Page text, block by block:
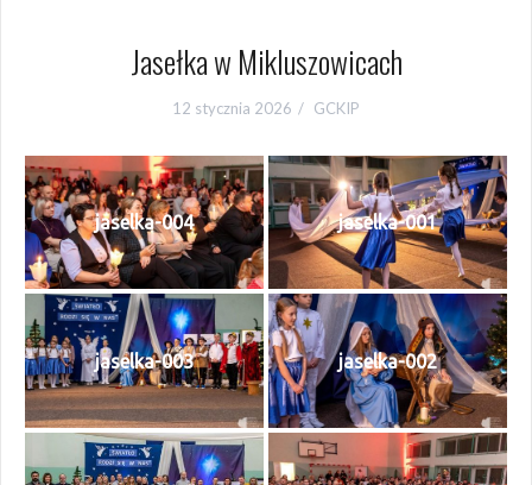
Jasełka w Mikluszowicach
12 stycznia 2026 GCKIP
jaselka-004 jaselka-001
jaselka-003 jaselka-002